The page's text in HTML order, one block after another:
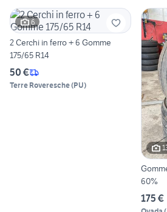
6
2 Cerchi in ferro + 6 Gomme
175/65 R14
50 €
Terre Roveresche(PU)
60%
175 €